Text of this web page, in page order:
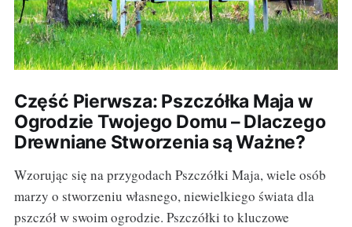
Część Pierwsza: Pszczółka Maja w
Ogrodzie Twojego Domu – Dlaczego
Drewniane Stworzenia są Ważne?
Wzorując się na przygodach Pszczółki Maja, wiele osób
marzy o stworzeniu własnego, niewielkiego świata dla
pszczół w swoim ogrodzie. Pszczółki to kluczowe